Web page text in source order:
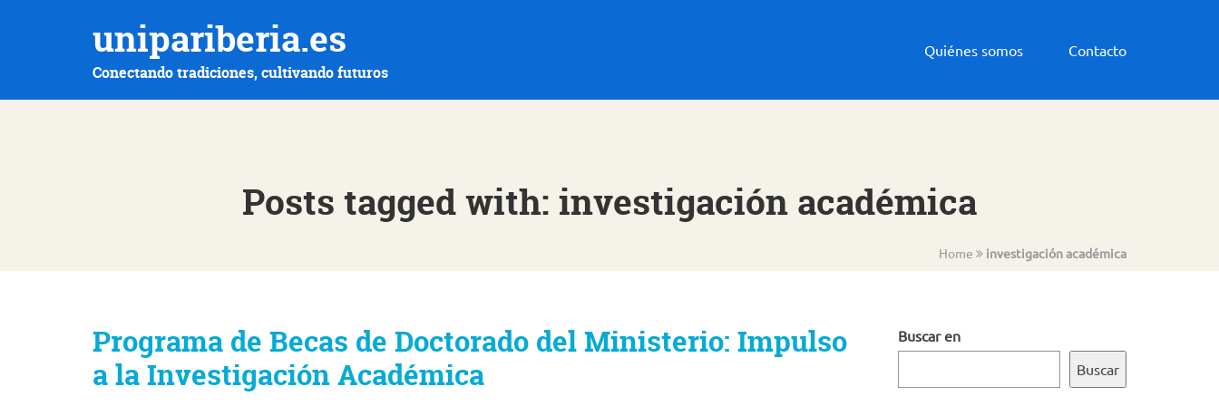
unipariberia.es
Conectando tradiciones, cultivando futuros
Quiénes somos Contacto
Posts tagged with: investigación académica
Home investigación académica
Programa de Becas de Doctorado del Ministerio: Impulso
a la Investigación Académica
Buscar en
Buscar